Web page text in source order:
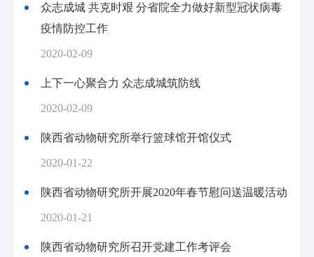
众志成城 共克时艰 分省院全力做好新型冠状病毒
疫情防控工作
2020-02-09
上下一心聚合力 众志成城筑防线
2020-02-09
陕西省动物研究所举行篮球馆开馆仪式
2020-01-22
陕西省动物研究所开展2020年春节慰问送温暖活动
2020-01-21
陕西省动物研究所召开党建工作考评会